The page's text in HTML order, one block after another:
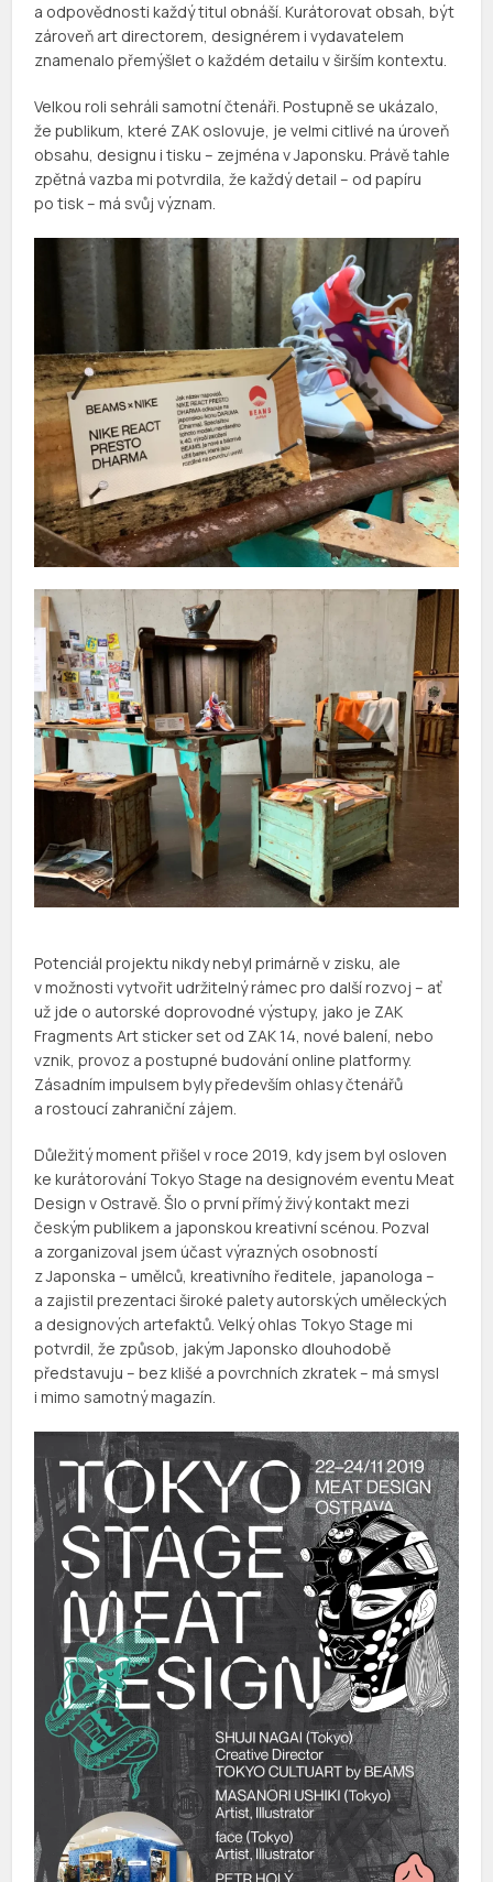
a odpovědnosti každý titul obnáší. Kurátorovat obsah, být
zároveň art directorem, designérem i vydavatelem
znamenalo přemýšlet o každém detailu v širším kontextu.
Velkou roli sehráli samotní čtenáři. Postupně se ukázalo,
že publikum, které ZAK oslovuje, je velmi citlivé na úroveň
obsahu, designu i tisku – zejména v Japonsku. Právě tahle
zpětná vazba mi potvrdila, že každý detail – od papíru
po tisk – má svůj význam.
Potenciál projektu nikdy nebyl primárně v zisku, ale
v možnosti vytvořit udržitelný rámec pro další rozvoj – ať
už jde o autorské doprovodné výstupy, jako je ZAK
Fragments Art sticker set od ZAK 14, nové balení, nebo
vznik, provoz a postupné budování online platformy.
Zásadním impulsem byly především ohlasy čtenářů
a rostoucí zahraniční zájem.
Důležitý moment přišel v roce 2019, kdy jsem byl osloven
ke kurátorování Tokyo Stage na designovém eventu Meat
Design v Ostravě. Šlo o první přímý živý kontakt mezi
českým publikem a japonskou kreativní scénou. Pozval
a zorganizoval jsem účast výrazných osobností
z Japonska – umělců, kreativního ředitele, japanologa –
a zajistil prezentaci široké palety autorských uměleckých
a designových artefaktů. Velký ohlas Tokyo Stage mi
potvrdil, že způsob, jakým Japonsko dlouhodobě
představuju – bez klišé a povrchních zkratek – má smysl
i mimo samotný magazín.